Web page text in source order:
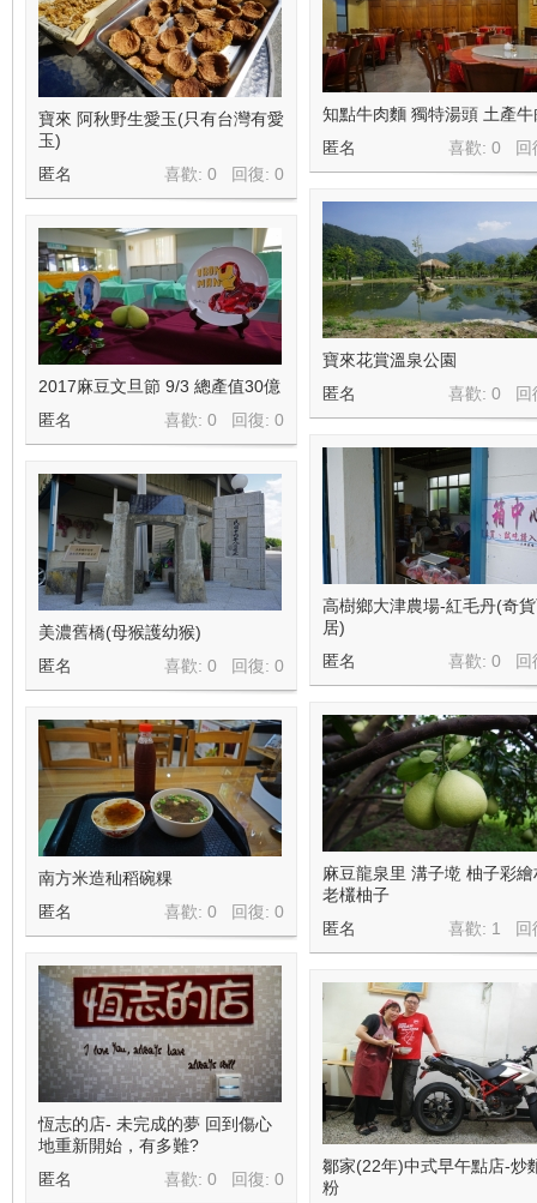
知點牛肉麵 獨特湯頭 土產牛
喜歡: 0 回
匿名
寶來 阿秋野生愛玉(只有台灣有愛
玉)
喜歡: 0 回復: 0
匿名
寶來花賞溫泉公園
喜歡: 0 回
匿名
2017麻豆文旦節 9/3 總產值30億
喜歡: 0 回復: 0
匿名
高樹鄉大津農場-紅毛丹(奇
居)
喜歡: 0 回
匿名
美濃舊橋(母猴護幼猴)
喜歡: 0 回復: 0
匿名
麻豆龍泉里 溝子墘 柚子彩繪
老欉柚子
喜歡: 1 回
匿名
南方米造秈稻碗粿
喜歡: 0 回復: 0
匿名
恆志的店- 未完成的夢 回到傷心
地重新開始，有多難?
喜歡: 0 回復: 0
匿名
鄒家(22年)中式早午點店-炒
粉